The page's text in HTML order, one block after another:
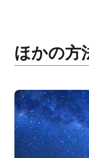
ほかの方